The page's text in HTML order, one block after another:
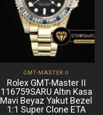
GMT-MASTER II
Rolex GMT-Master II
116759SARU Altın Kasa
Mavi Beyaz Yakut Bezel
1:1 Super Clone ETA